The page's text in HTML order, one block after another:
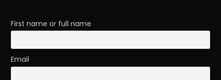
First name or full name
Email